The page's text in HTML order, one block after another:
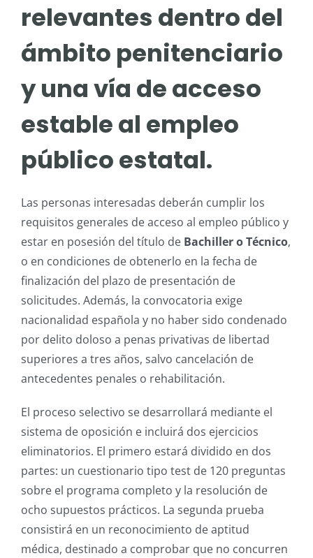
relevantes dentro del
ámbito penitenciario
y una vía de acceso
estable al empleo
público estatal.
Las personas interesadas deberán cumplir los
requisitos generales de acceso al empleo público y
estar en posesión del título de Bachiller o Técnico,
o en condiciones de obtenerlo en la fecha de
finalización del plazo de presentación de
solicitudes. Además, la convocatoria exige
nacionalidad española y no haber sido condenado
por delito doloso a penas privativas de libertad
superiores a tres años, salvo cancelación de
antecedentes penales o rehabilitación.
El proceso selectivo se desarrollará mediante el
sistema de oposición e incluirá dos ejercicios
eliminatorios. El primero estará dividido en dos
partes: un cuestionario tipo test de 120 preguntas
sobre el programa completo y la resolución de
ocho supuestos prácticos. La segunda prueba
consistirá en un reconocimiento de aptitud
médica, destinado a comprobar que no concurren